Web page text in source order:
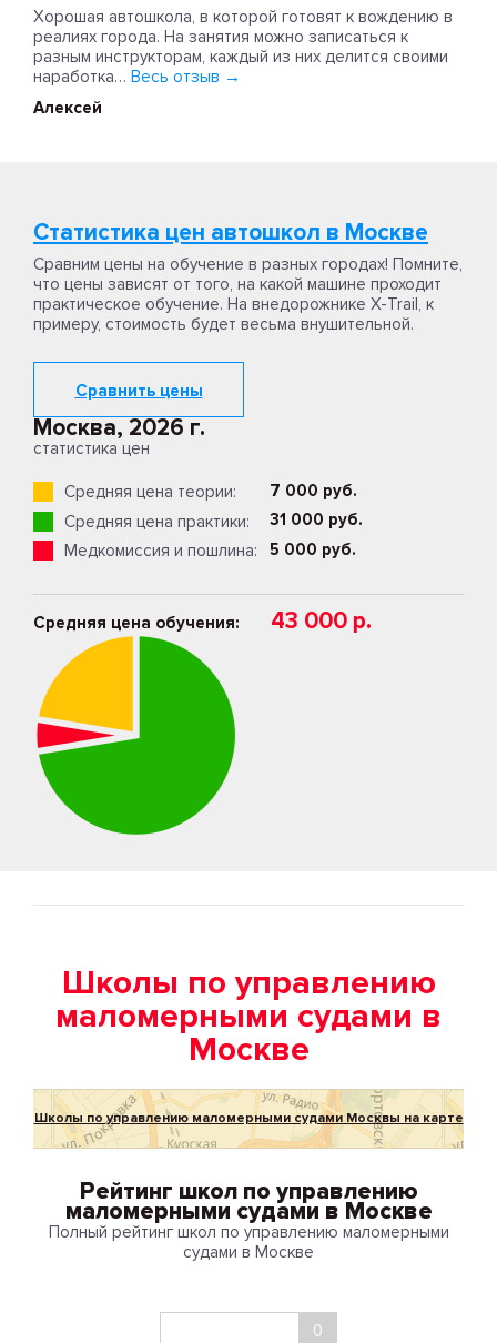
Хорошая автошкола, в которой готовят к вождению в
реалиях города. На занятия можно записаться к
разным инструкторам, каждый из них делится своими
наработка… Весь отзыв →
Алексей
Статистика цен автошкол в Москве
Сравним цены на обучение в разных городах! Помните,
что цены зависят от того, на какой машине проходит
практическое обучение. На внедорожнике X-Trail, к
примеру, стоимость будет весьма внушительной.
Сравнить цены
Москва, 2026 г.
статистика цен
Средняя цена теории:
7 000 руб.
Средняя цена практики:
31 000 руб.
Медкомиссия и пошлина:
5 000 руб.
Средняя цена обучения: 43 000 р.
Школы по управлению
маломерными судами в
Москве
Школы по управлению маломерными судами Москвы на карте
Рейтинг школ по управлению
маломерными судами в Москве
Полный рейтинг школ по управлению маломерными
судами в Москве
0